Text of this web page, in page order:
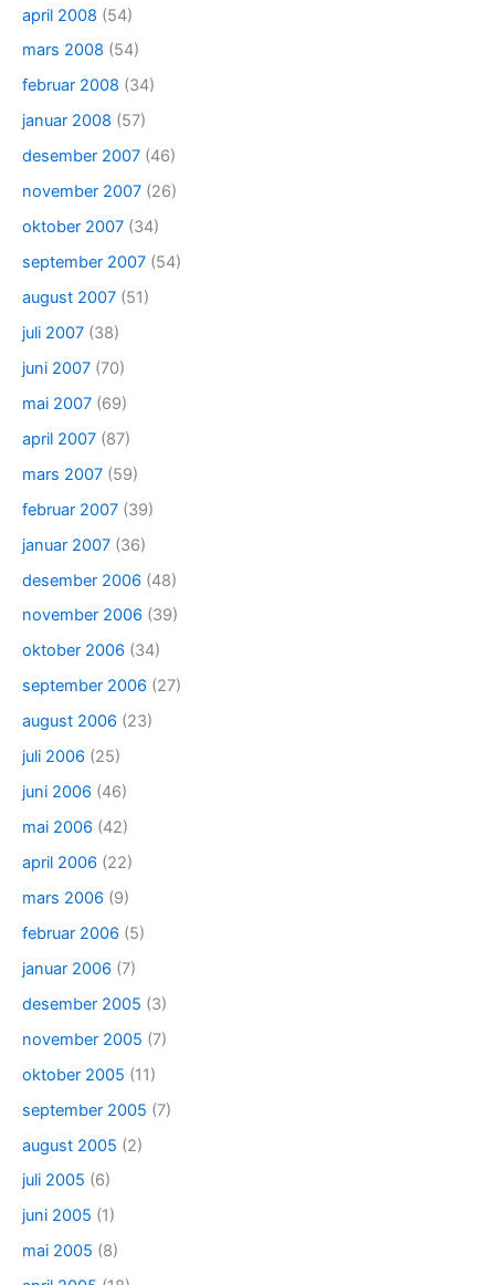
april 2008 (54)
mars 2008 (54)
februar 2008 (34)
januar 2008 (57)
desember 2007 (46)
november 2007 (26)
oktober 2007 (34)
september 2007 (54)
august 2007 (51)
juli 2007 (38)
juni 2007 (70)
mai 2007 (69)
april 2007 (87)
mars 2007 (59)
februar 2007 (39)
januar 2007 (36)
desember 2006 (48)
november 2006 (39)
oktober 2006 (34)
september 2006 (27)
august 2006 (23)
juli 2006 (25)
juni 2006 (46)
mai 2006 (42)
april 2006 (22)
mars 2006 (9)
februar 2006 (5)
januar 2006 (7)
desember 2005 (3)
november 2005 (7)
oktober 2005 (11)
september 2005 (7)
august 2005 (2)
juli 2005 (6)
juni 2005 (1)
mai 2005 (8)